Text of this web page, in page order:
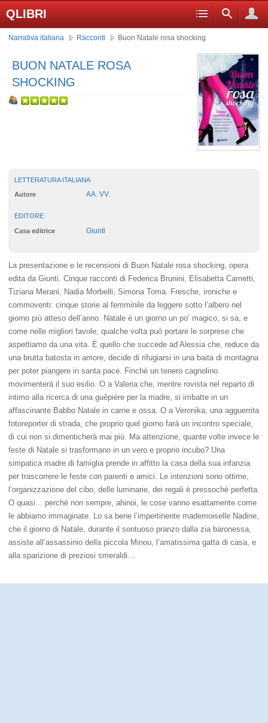
QLIBRI
Narrativa italiana Racconti Buon Natale rosa shocking
BUON NATALE ROSA
SHOCKING
LETTERATURA ITALIANA
Autore AA. VV.
EDITORE
Casa editrice Giunti
La presentazione e le recensioni di Buon Natale rosa shocking, opera
edita da Giunti. Cinque racconti di Federica Brunini, Elisabetta Cametti,
Tiziana Merani, Nadia Morbelli, Simona Toma. Fresche, ironiche e
commoventi: cinque storie al femminile da leggere sotto l’albero nel
giorno più atteso dell’anno. Natale è un giorno un po’ magico, si sa, e
come nelle migliori favole, qualche volta può portare le sorprese che
aspettiamo da una vita. È quello che succede ad Alessia che, reduce da
una brutta batosta in amore, decide di rifugiarsi in una baita di montagna
per poter piangere in santa pace. Finché un tenero cagnolino
movimenterà il suo esilio. O a Valeria che, mentre rovista nel reparto di
intimo alla ricerca di una guêpière per la madre, si imbatte in un
affascinante Babbo Natale in carne e ossa. O a Veronika, una agguerrita
fotoreporter di strada, che proprio quel giorno farà un incontro speciale,
di cui non si dimenticherà mai più. Ma attenzione, quante volte invece le
feste di Natale si trasformano in un vero e proprio incubo? Una
simpatica madre di famiglia prende in affitto la casa della sua infanzia
per trascorrere le feste con parenti e amici. Le intenzioni sono ottime,
l’organizzazione del cibo, delle luminarie, dei regali è pressoché perfetta.
O quasi... perché non sempre, ahinoi, le cose vanno esattamente come
le abbiamo immaginate. Lo sa bene l’impertinente mademoiselle Nadine,
che il giorno di Natale, durante il sontuoso pranzo dalla zia baronessa,
assiste all’assassinio della piccola Minou, l’amatissima gatta di casa, e
alla sparizione di preziosi smeraldi...